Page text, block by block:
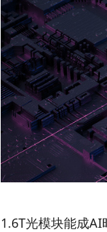
1.6T光模块能成